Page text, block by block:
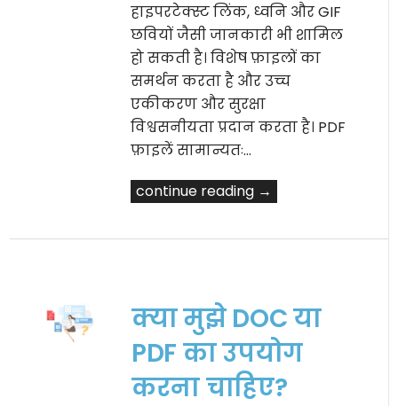
हाइपरटेक्स्ट लिंक, ध्वनि और GIF
छवियों जैसी जानकारी भी शामिल
हो सकती है। विशेष फ़ाइलों का
समर्थन करता है और उच्च
एकीकरण और सुरक्षा
विश्वसनीयता प्रदान करता है। PDF
फ़ाइलें सामान्यतः…
continue reading →
क्या मुझे DOC या
PDF का उपयोग
करना चाहिए?